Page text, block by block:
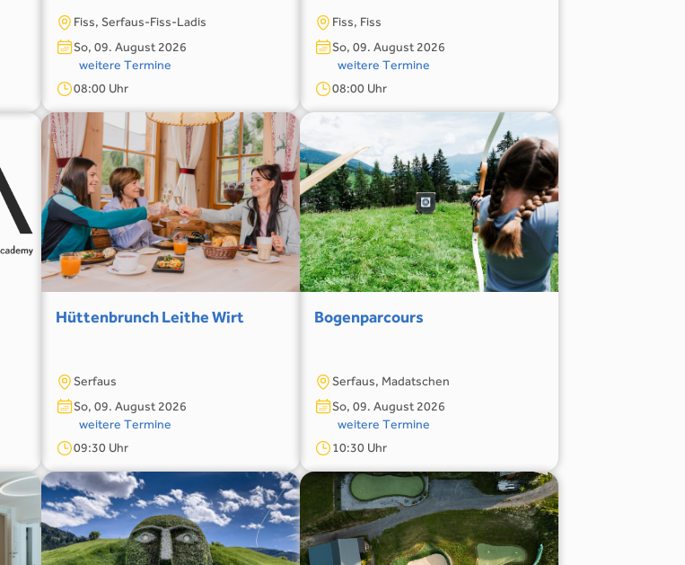
Fiss, Serfaus-Fiss-Ladis
So, 09. August 2026
weitere Termine
08:00 Uhr
Fiss, Fiss
So, 09. August 2026
weitere Termine
08:00 Uhr
Hüttenbrunch Leithe Wirt
Serfaus
So, 09. August 2026
weitere Termine
09:30 Uhr
Bogenparcours
Serfaus, Madatschen
So, 09. August 2026
weitere Termine
10:30 Uhr